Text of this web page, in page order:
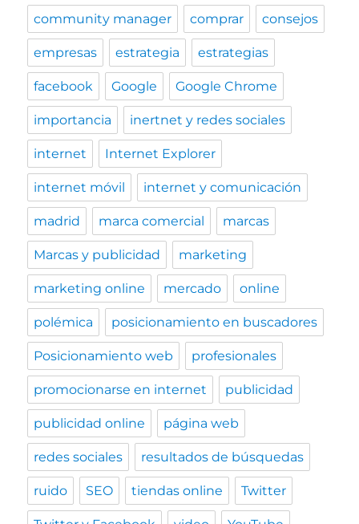
community manager comprar consejos
empresas estrategia estrategias
facebook Google Google Chrome
importancia inertnet y redes sociales
internet Internet Explorer
internet móvil internet y comunicación
madrid marca comercial marcas
Marcas y publicidad marketing
marketing online mercado online
polémica posicionamiento en buscadores
Posicionamiento web profesionales
promocionarse en internet publicidad
publicidad online página web
redes sociales resultados de búsquedas
ruido SEO tiendas online Twitter